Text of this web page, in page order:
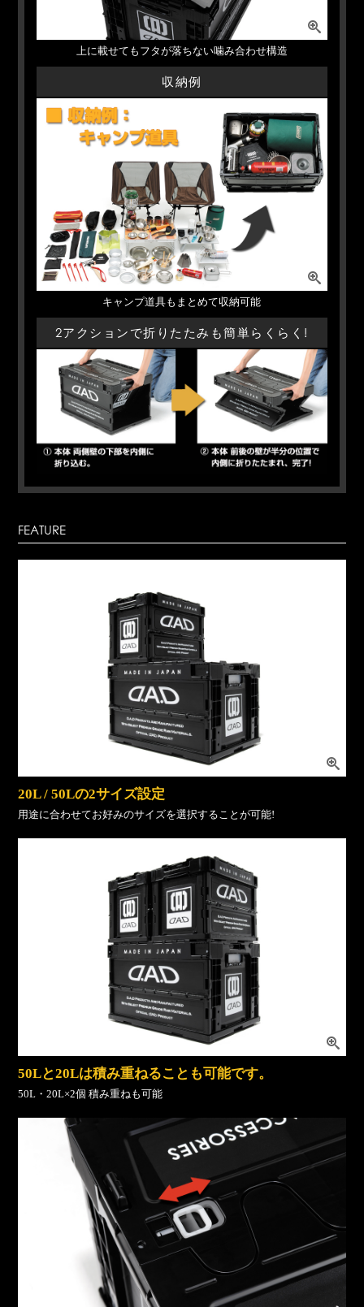
上に載せてもフタが落ちない噛み合わせ構造
収納例
キャンプ道具もまとめて収納可能
2アクションで折りたたみも簡単らくらく!
FEATURE
20L / 50Lの2サイズ設定
用途に合わせてお好みのサイズを選択することが可能!
50Lと20Lは積み重ねることも可能です。
50L・20L×2個 積み重ねも可能